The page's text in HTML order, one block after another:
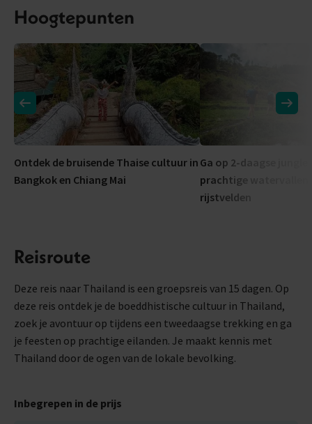
Hoogtepunten
Ontdek de bruisende Thaise cultuur in
Bangkok en Chiang Mai
Ga op 2-daagse
prachtige watervallen
rijstvelden
Reisroute
Deze reis naar Thailand is een groepsreis van 15 dagen. Op
deze reis ontdek je de boeddhistische cultuur in Thailand,
zoek je avontuur op tijdens een tweedaagse trekking en ga
je feesten op prachtige eilanden. Je maakt kennis met
Thailand door de ogen van de lokale bevolking.
Inbegrepen in de prijs